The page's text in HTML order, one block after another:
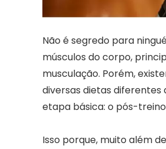
Não é segredo para
músculos do corpo,
musculação. Porém,
diversas dietas diferentes
etapa básica: o pós-
Isso porque, muito além